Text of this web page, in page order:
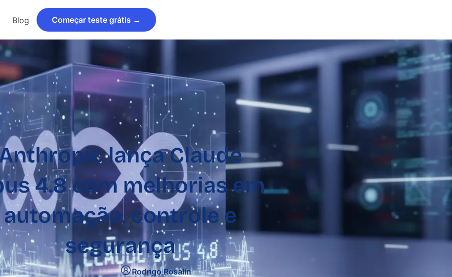
Blog Começar teste grátis →
lança Claude
4.8 com melhorias em
automação, controle e
segurança
Rodrigo Rosalin